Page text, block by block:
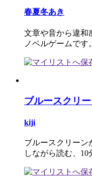
春夏冬あき
文章や音から違和
ノベルゲームです。
ブルースクリ
kiji
ブルースクリーン
しながら読む、10